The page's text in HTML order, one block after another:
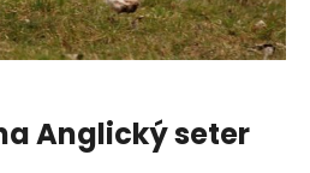
Anglický seter